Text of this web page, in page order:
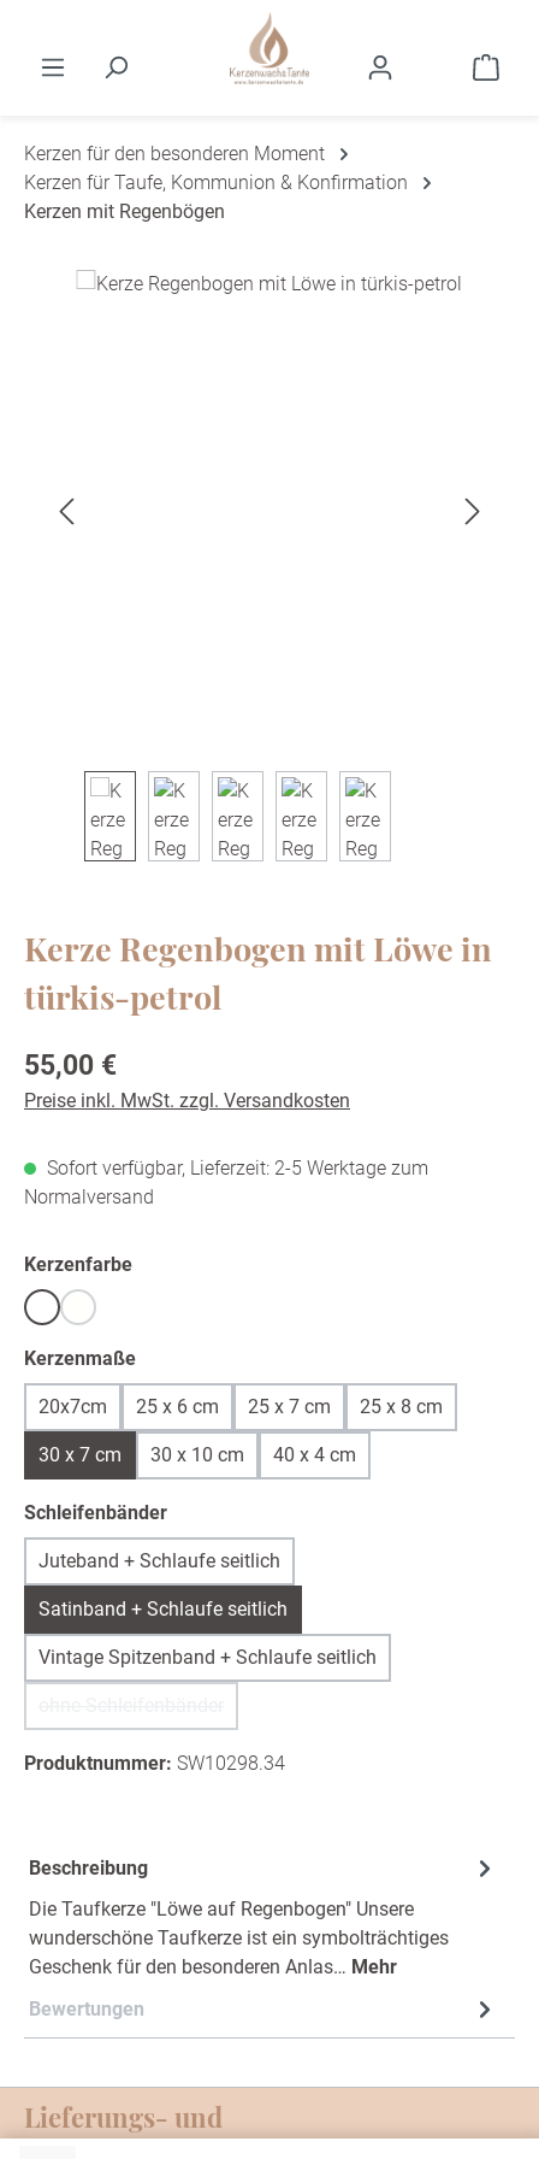
Kerzen für den besonderen Moment
Kerzen für Taufe, Kommunion & Konfirmation
Kerzen mit Regenbögen
Bildergalerie überspringen
Kerze Regenbogen mit Löwe in
türkis-petrol
Regulärer Preis:
55,00 €
Preise inkl. MwSt. zzgl. Versandkosten
Sofort verfügbar, Lieferzeit: 2-5 Werktage zum
Normalversand
Kerzenfarbeauswählen
Weißwarmweiß /ivory
(Diese Option ist zurzeit nicht verfügbar.)
Kerzenmaßeauswählen
20x7cm 25 x 6 cm 25 x 7 cm 25 x 8 cm
30 x 7 cm 30 x 10 cm 40 x 4 cm
Schleifenbänderauswählen
Juteband + Schlaufe seitlich
Satinband + Schlaufe seitlich
Vintage Spitzenband + Schlaufe seitlich
Produktnummer: SW10298.34
Beschreibung
Die Taufkerze "Löwe auf Regenbogen" Unsere
wunderschöne Taufkerze ist ein symbolträchtiges
Geschenk für den besonderen Anlas… Mehr
Bewertungen
Lieferungs- und